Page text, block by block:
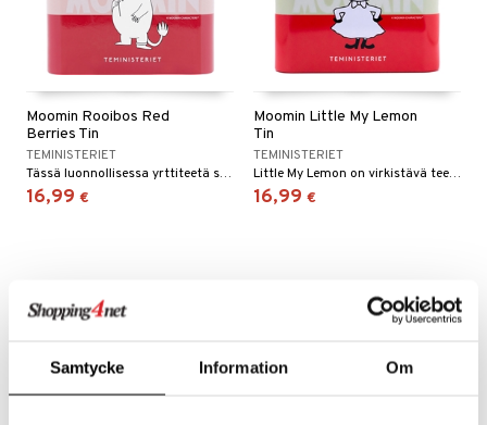
Samtycke Information Om
Moomin Rooibos Red
Berries Tin
TEMINISTERIET
Tässä luonnollisessa yrttiteetä sisältävässä sekoituksessa rooibos-tee yhdistyy punaisten marjojen ja herukoiden makeaan ja kirpeään makuun
16,99 €
Moomin Little My Lemon
Tin
TEMINISTERIET
Little My Lemon on virkistävä teesekoitus, joka on valmistettu vihreästä teestä, inkivääristä ja sitruksisesta sitruunan mausta
16,99 €